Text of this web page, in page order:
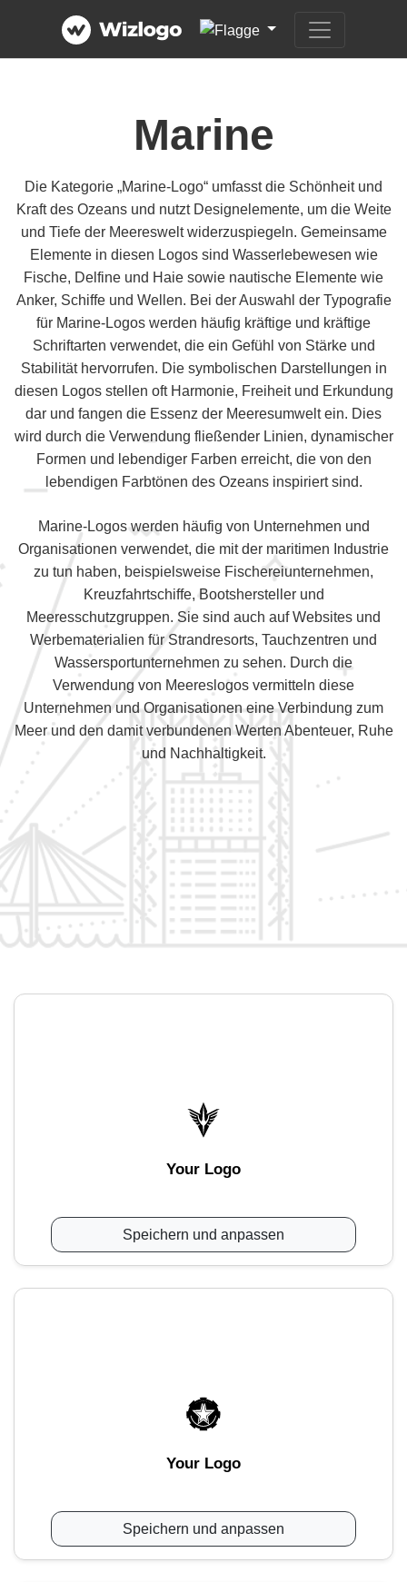
Marine
Die Kategorie „Marine-Logo“ umfasst die Schönheit und
Kraft des Ozeans und nutzt Designelemente, um die Weite
und Tiefe der Meereswelt widerzuspiegeln. Gemeinsame
Elemente in diesen Logos sind Wasserlebewesen wie
Fische, Delfine und Haie sowie nautische Elemente wie
Anker, Schiffe und Wellen. Bei der Auswahl der Typografie
für Marine-Logos werden häufig kräftige und kräftige
Schriftarten verwendet, die ein Gefühl von Stärke und
Stabilität hervorrufen. Die symbolischen Darstellungen in
diesen Logos stellen oft Harmonie, Freiheit und Erkundung
dar und fangen die Essenz der Meeresumwelt ein. Dies
wird durch die Verwendung fließender Linien, dynamischer
Formen und lebendiger Farben erreicht, die von den
lebendigen Farbtönen des Ozeans inspiriert sind.
Marine-Logos werden häufig von Unternehmen und
Organisationen verwendet, die mit der maritimen Industrie
zu tun haben, beispielsweise Fischereiunternehmen,
Kreuzfahrtschiffe, Bootshersteller und
Meeresschutzgruppen. Sie sind auch auf Websites und
Werbematerialien für Strandresorts, Tauchzentren und
Wassersportunternehmen zu sehen. Durch die
Verwendung von Meereslogos vermitteln diese
Unternehmen und Organisationen eine Verbindung zum
Meer und den damit verbundenen Werten Abenteuer, Ruhe
und Nachhaltigkeit.
Your Logo
Speichern und anpassen
Your Logo
Speichern und anpassen